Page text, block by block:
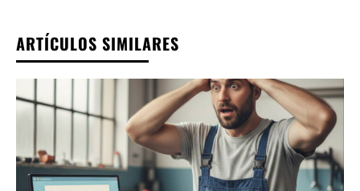
ARTÍCULOS SIMILARES